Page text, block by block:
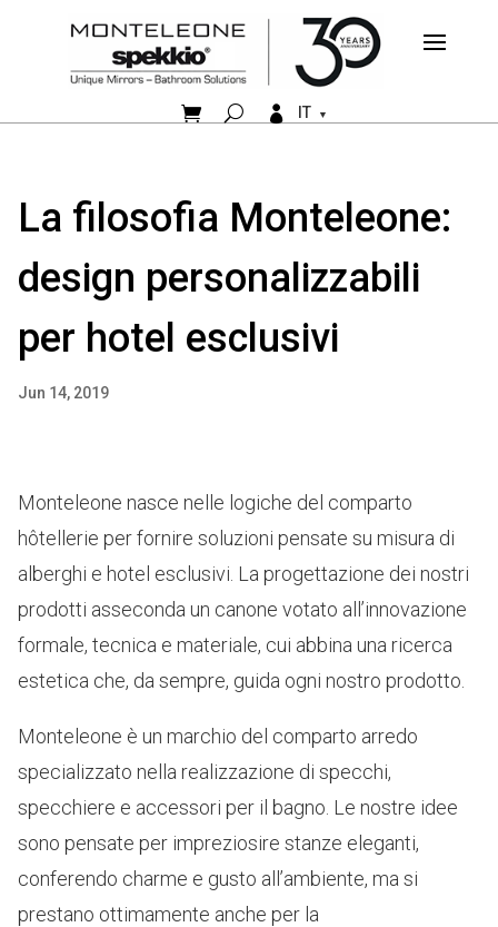
  IT
La filosofia Monteleone:
design personalizzabili
per hotel esclusivi
Jun 14, 2019
Monteleone nasce nelle logiche del comparto
hôtellerie per fornire soluzioni pensate su misura di
alberghi e hotel esclusivi. La progettazione dei nostri
prodotti asseconda un canone votato all’innovazione
formale, tecnica e materiale, cui abbina una ricerca
estetica che, da sempre, guida ogni nostro prodotto.
Monteleone è un marchio del comparto arredo
specializzato nella realizzazione di specchi,
specchiere e accessori per il bagno. Le nostre idee
sono pensate per impreziosire stanze eleganti,
conferendo charme e gusto all’ambiente, ma si
prestano ottimamente anche per la